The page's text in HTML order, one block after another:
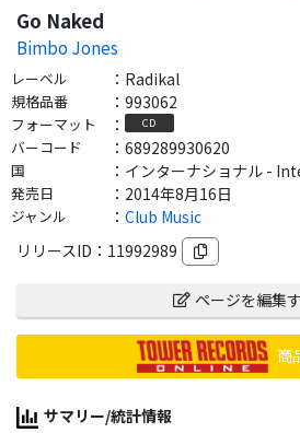
Go Naked
Bimbo Jones
レーベル ： Radikal
規格品番 ： 993062
フォーマット ： CD
バーコード ： 689289930620
国 ： インターナショナル -
発売日 ： 2014年8月16日
ジャンル ： Club Music
リリースID： 11992989
ページを編集
商
サマリー/統計情報